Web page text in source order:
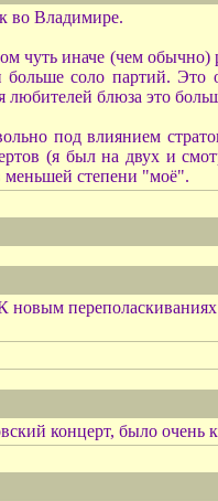
во Владимире.
чуть иначе (чем
больше соло партий.
любителей блюза это
под влиянием
(я был на двух и
меньшей степени "моё".
концерт, было очень